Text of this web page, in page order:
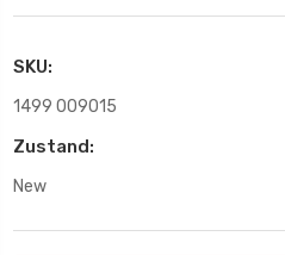
SKU:
1499 009015
Zustand:
New